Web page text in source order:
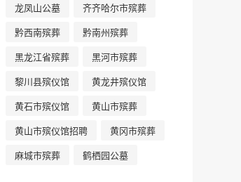
龙凤山公墓
齐齐哈尔市殡葬
黔西南殡葬
黔南州殡葬
黑龙江省殡葬
黑河市殡葬
黎川县殡仪馆
黄龙井殡仪馆
黄石市殡仪馆
黄山市殡葬
黄山市殡仪馆招聘
黄冈市殡葬
麻城市殡葬
鹤栖园公墓